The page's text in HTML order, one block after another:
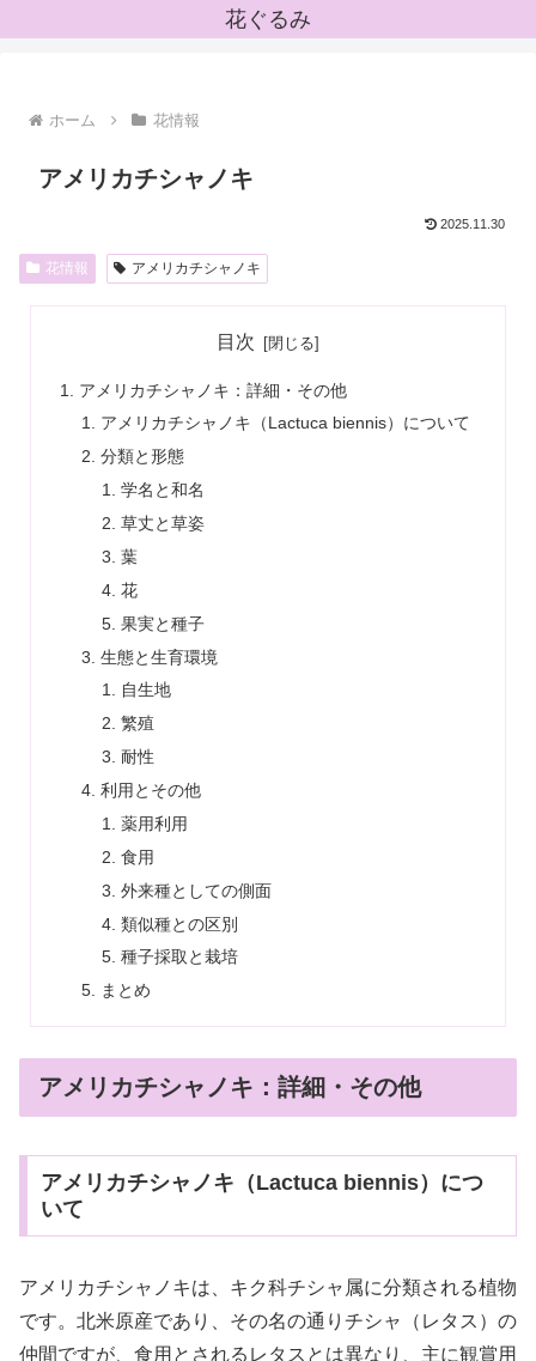
花ぐるみ
ホーム 花情報
アメリカチシャノキ
2025.11.30
花情報 アメリカチシャノキ
目次
アメリカチシャノキ：詳細・その他
アメリカチシャノキ（Lactuca biennis）について
分類と形態
学名と和名
草丈と草姿
葉
花
果実と種子
生態と生育環境
自生地
繁殖
耐性
利用とその他
薬用利用
食用
外来種としての側面
類似種との区別
種子採取と栽培
まとめ
アメリカチシャノキ：詳細・その他
アメリカチシャノキ（Lactuca biennis）につ
いて
アメリカチシャノキは、キク科チシャ属に分類される植物
です。北米原産であり、その名の通りチシャ（レタス）の
仲間ですが、食用とされるレタスとは異なり、主に観賞用